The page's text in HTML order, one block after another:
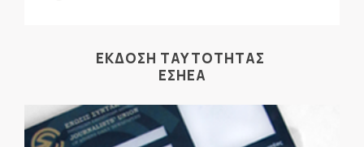
ΕΚΔΟΣΗ ΤΑΥΤΟΤΗΤΑΣ
ΕΣΗΕΑ